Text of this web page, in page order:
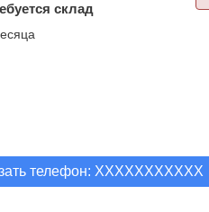
склад
телефон: XXXXXXXXXXX